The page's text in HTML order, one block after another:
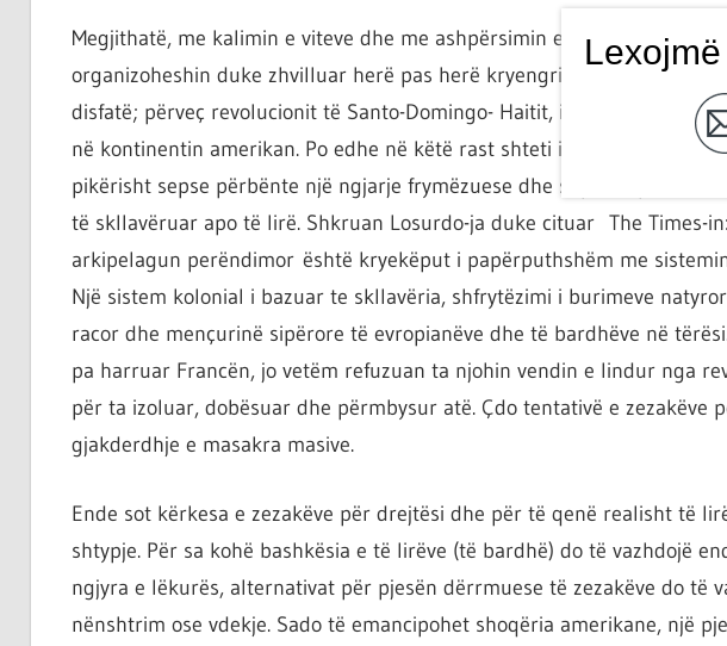
Megjithatë, me kalimin e viteve dhe me ashpërsimin e kontradiktave
organizoheshin duke zhvilluar herë pas herë kryengritje të cilat
disfatë; përveç revolucionit të Santo-Domingo- Haitit, i cili solli
në kontinentin amerikan. Po edhe në këtë rast shteti i ri fqinj u pa me
pikërisht sepse përbënte një ngjarje frymëzuese dhe shprese për
të skllavëruar apo të lirë. Shkruan Losurdo-ja duke cituar The Times-
arkipelagun perëndimor është kryekëput i papërputhshëm me
Një sistem kolonial i bazuar te skllavëria, shfrytëzimi i burimeve
racor dhe mençurinë sipërore të evropianëve dhe të bardhëve në
pa harruar Francën, jo vetëm refuzuan ta njohin vendin e lindur nga
për ta izoluar, dobësuar dhe përmbysur atë. Çdo tentativë e zezakëve
gjakderdhje e masakra masive.
Ende sot kërkesa e zezakëve për drejtësi dhe për të qenë realisht të
shtypje. Për sa kohë bashkësia e të lirëve (të bardhë) do të vazhdojë
ngjyra e lëkurës, alternativat për pjesën dërrmuese të zezakëve do të
nënshtrim ose vdekje. Sado të emancipohet shoqëria amerikane, një